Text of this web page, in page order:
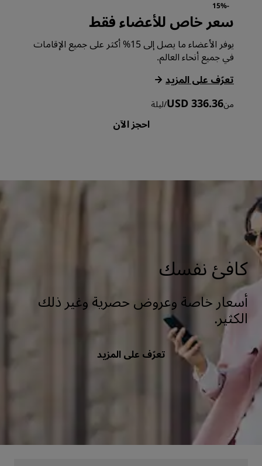
-15%
سعر خاص للأعضاء فقط
يوفر الأعضاء ما يصل إلى 15% أكثر على جميع الإقامات
في جميع أنحاء العالم.
‏‫تعرّف على المزيد‬
منUSD 336.36
/ليلة
احجز الآن
كافئ نفسك
أسعار خاصة وعروض حصرية وغير ذلك
الكثير.
تعرّف على المزيد